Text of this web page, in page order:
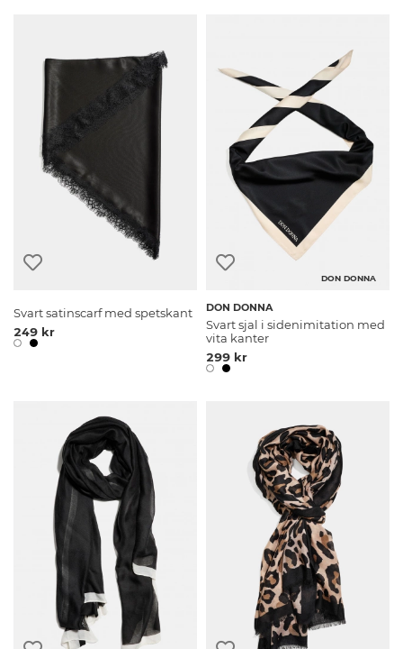
Svart satinscarf med spetskant
249 kr
DON DONNA
DON DONNA
Svart sjal i sidenimitation med
vita kanter
299 kr